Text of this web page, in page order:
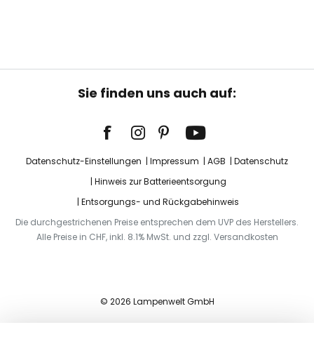
Sie finden uns auch auf:
Datenschutz-Einstellungen Impressum AGB
Datenschutz
Hinweis zur Batterieentsorgung
Entsorgungs- und Rückgabehinweis
Die durchgestrichenen Preise entsprechen dem UVP des Herstellers.
Alle Preise in CHF, inkl. 8.1% MwSt. und zzgl. Versandkosten
© 2026 Lampenwelt GmbH